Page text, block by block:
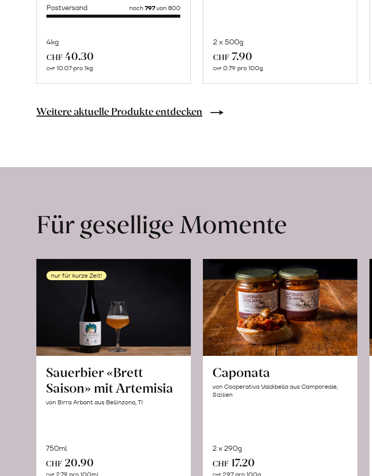
Postversand noch 797von 800
4kg
CHF 40.30
CHF 10.07 pro 1kg
Tierra
Libertad
2 x 500g
CHF 7.90
CHF 0.79 pro 100g
Weitere aktuelle Produkte entdecken
Für gesellige Momente
nur für kurze Zeit!
Sauerbier «Brett
Saison» mit Artemisia
von Birra Arbant aus Bellinzona, TI
750ml
CHF 20.90
CHF 2.79 pro 100ml
Caponata
von Cooperativa Valdibella aus Camporeale,
Sizilien
2 x 290g
CHF 17.20
CHF 2.97 pro 100g